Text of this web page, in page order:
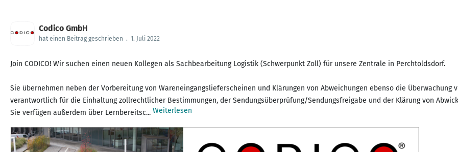
Codico GmbH
hat einen Beitrag geschrieben . 1. Juli 2022
Join CODICO! Wir suchen einen neuen Kollegen als Sachbearbeitung Logistik (Schwerpunkt Zoll) für unsere Zentrale in Perchtoldsdorf.
Sie übernehmen neben der Vorbereitung von Wareneingangslieferscheinen und Klärungen von Abweichungen ebenso die Überwachung
verantwortlich für die Einhaltung zollrechtlicher Bestimmungen, der Sendungsüberprüfung/Sendungsfreigabe und der Klärung von
Sie verfügen außerdem über Lernbereitsc... Weiterlesen